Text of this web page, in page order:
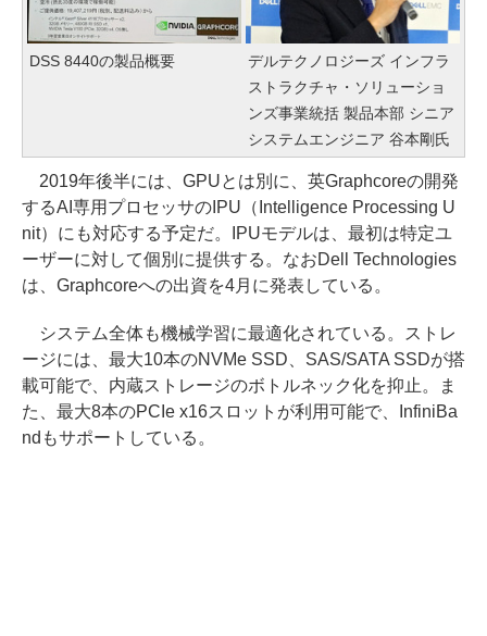
DSS 8440の製品概要
デルテクノロジーズ インフラ
ストラクチャ・ソリューショ
ンズ事業統括 製品本部 シニア
システムエンジニア 谷本剛氏
2019年後半には、GPUとは別に、英Graphcoreの開発
するAI専用プロセッサのIPU（Intelligence Processing U
nit）にも対応する予定だ。IPUモデルは、最初は特定ユ
ーザーに対して個別に提供する。なおDell Technologies
は、Graphcoreへの出資を4月に発表している。
システム全体も機械学習に最適化されている。ストレ
ージには、最大10本のNVMe SSD、SAS/SATA SSDが搭
載可能で、内蔵ストレージのボトルネック化を抑止。ま
た、最大8本のPCIe x16スロットが利用可能で、InfiniBa
ndもサポートしている。